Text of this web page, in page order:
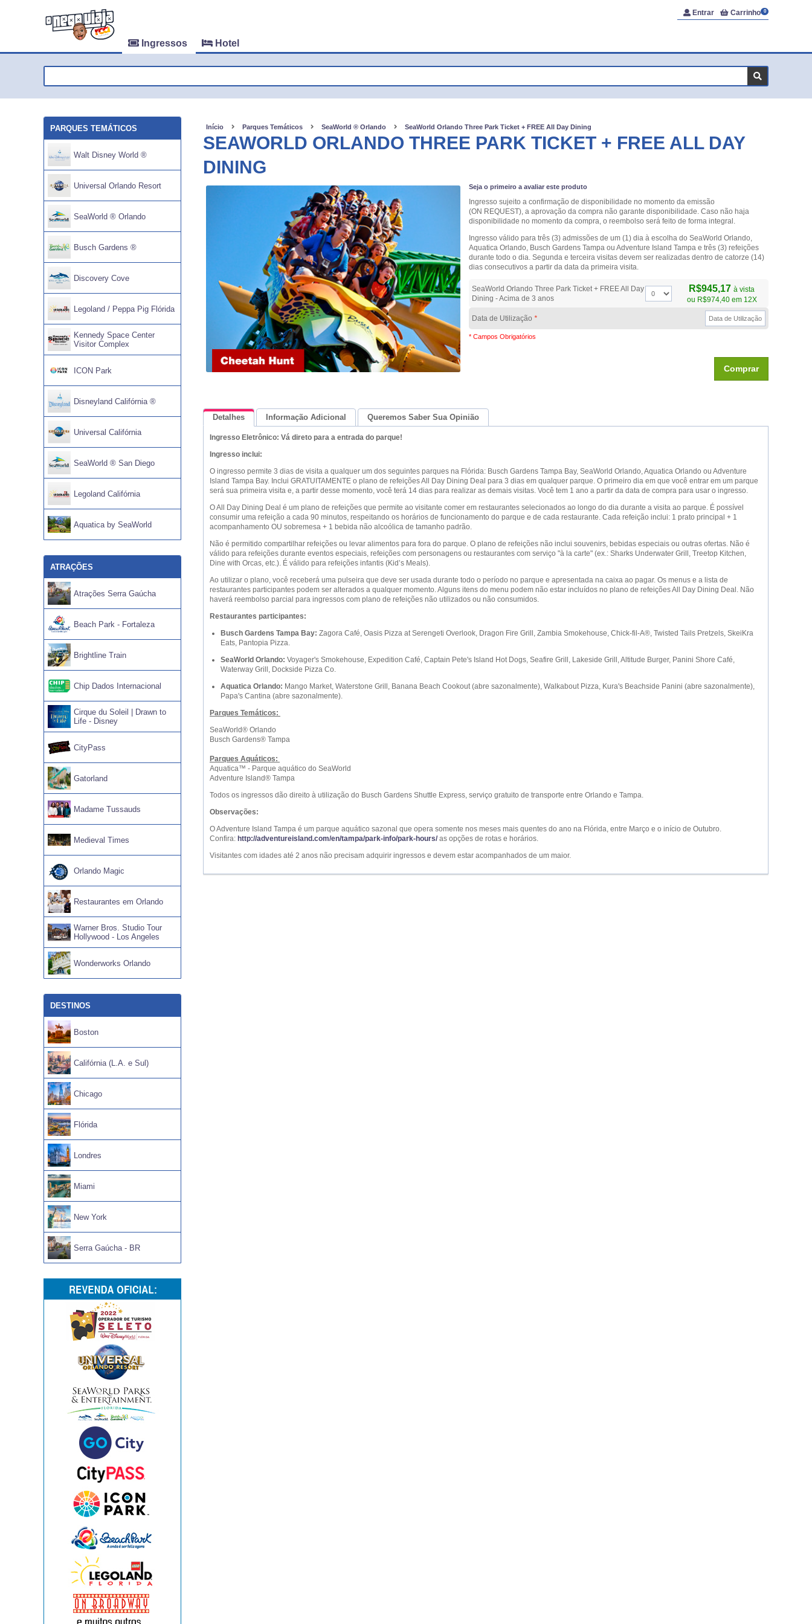
Entrar Carrinho 0
Ingressos Hotel
PARQUES TEMÁTICOS
Walt Disney World ®
Universal Orlando Resort
SeaWorld ® Orlando
Busch Gardens ®
Discovery Cove
Legoland / Peppa Pig Flórida
Kennedy Space Center
Visitor Complex
ICON Park
Disneyland Califórnia ®
Universal Califórnia
SeaWorld ® San Diego
Legoland Califórnia
Aquatica by SeaWorld
ATRAÇÕES
Atrações Serra Gaúcha
Beach Park - Fortaleza
Brightline Train
Chip Dados Internacional
Cirque du Soleil | Drawn to
Life - Disney
CityPass
Gatorland
Madame Tussauds
Medieval Times
Orlando Magic
Restaurantes em Orlando
Warner Bros. Studio Tour
Hollywood - Los Angeles
Wonderworks Orlando
DESTINOS
Boston
Califórnia (L.A. e Sul)
Chicago
Flórida
Londres
Miami
New York
Serra Gaúcha - BR
Início Parques Temáticos SeaWorld ® Orlando SeaWorld Orlando Three Park Ticket + FREE All Day Dining
SEAWORLD ORLANDO THREE PARK TICKET + FREE ALL DAY
DINING
Seja o primeiro a avaliar este produto
Ingresso sujeito a confirmação de disponibilidade no momento da emissão
(ON REQUEST), a aprovação da compra não garante disponibilidade. Caso não haja
disponibilidade no momento da compra, o reembolso será feito de forma integral.
Ingresso válido para três (3) admissões de um (1) dia à escolha do SeaWorld Orlando,
Aquatica Orlando, Busch Gardens Tampa ou Adventure Island Tampa e três (3) refeições
durante todo o dia. Segunda e terceira visitas devem ser realizadas dentro de catorze (14)
dias consecutivos a partir da data da primeira visita.
SeaWorld Orlando Three Park Ticket + FREE All Day
Dining - Acima de 3 anos
R$945,17 à vista
ou R$974,40em 12X
Data de Utilização *
* Campos Obrigatórios
Comprar
Detalhes Informação Adicional Queremos Saber Sua Opinião
Ingresso Eletrônico: Vá direto para a entrada do parque!
Ingresso inclui:
O ingresso permite 3 dias de visita a qualquer um dos seguintes parques na Flórida: Busch Gardens Tampa Bay, SeaWorld Orlando, Aquatica Orlando ou Adventure
Island Tampa Bay. Inclui GRATUITAMENTE o plano de refeições All Day Dining Deal para 3 dias em qualquer parque. O primeiro dia em que você entrar em um parque
será sua primeira visita e, a partir desse momento, você terá 14 dias para realizar as demais visitas. Você tem 1 ano a partir da data de compra para usar o ingresso.
O All Day Dining Deal é um plano de refeições que permite ao visitante comer em restaurantes selecionados ao longo do dia durante a visita ao parque. É possível
consumir uma refeição a cada 90 minutos, respeitando os horários de funcionamento do parque e de cada restaurante. Cada refeição inclui: 1 prato principal + 1
acompanhamento OU sobremesa + 1 bebida não alcoólica de tamanho padrão.
Não é permitido compartilhar refeições ou levar alimentos para fora do parque. O plano de refeições não inclui souvenirs, bebidas especiais ou outras ofertas. Não é
válido para refeições durante eventos especiais, refeições com personagens ou restaurantes com serviço "à la carte" (ex.: Sharks Underwater Grill, Treetop Kitchen,
Dine with Orcas, etc.). É válido para refeições infantis (Kid’s Meals).
Ao utilizar o plano, você receberá uma pulseira que deve ser usada durante todo o período no parque e apresentada na caixa ao pagar. Os menus e a lista de
restaurantes participantes podem ser alterados a qualquer momento. Alguns itens do menu podem não estar incluídos no plano de refeições All Day Dining Deal. Não
haverá reembolso parcial para ingressos com plano de refeições não utilizados ou não consumidos.
Restaurantes participantes:
Busch Gardens Tampa Bay: Zagora Café, Oasis Pizza at Serengeti Overlook, Dragon Fire Grill, Zambia Smokehouse, Chick-fil-A®, Twisted Tails Pretzels, SkeiKra
Eats, Pantopia Pizza.
SeaWorld Orlando: Voyager's Smokehouse, Expedition Café, Captain Pete's Island Hot Dogs, Seafire Grill, Lakeside Grill, Altitude Burger, Panini Shore Café,
Waterway Grill, Dockside Pizza Co.
Aquatica Orlando: Mango Market, Waterstone Grill, Banana Beach Cookout (abre sazonalmente), Walkabout Pizza, Kura's Beachside Panini (abre sazonalmente),
Papa's Cantina (abre sazonalmente).
Parques Temáticos:
SeaWorld® Orlando
Busch Gardens® Tampa
Parques Aquáticos:
Aquatica™ - Parque aquático do SeaWorld
Adventure Island® Tampa
Todos os ingressos dão direito à utilização do Busch Gardens Shuttle Express, serviço gratuito de transporte entre Orlando e Tampa.
Observações:
O Adventure Island Tampa é um parque aquático sazonal que opera somente nos meses mais quentes do ano na Flórida, entre Março e o início de Outubro.
Confira: http://adventureisland.com/en/tampa/park-info/park-hours/ as opções de rotas e horários.
Visitantes com idades até 2 anos não precisam adquirir ingressos e devem estar acompanhados de um maior.